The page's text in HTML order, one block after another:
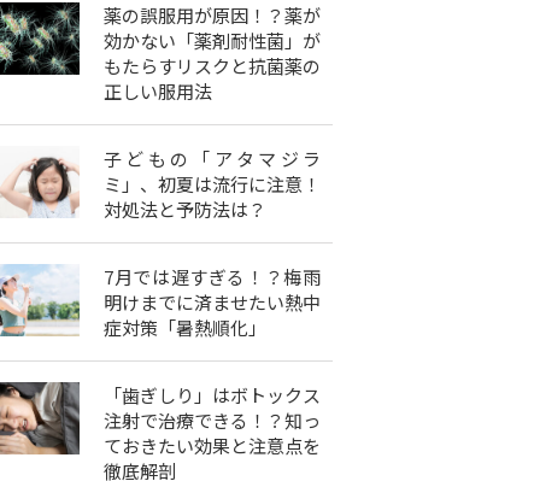
薬の誤服用が原因！？薬が
効かない「薬剤耐性菌」が
もたらすリスクと抗菌薬の
正しい服用法
子どもの「アタマジラ
ミ」、初夏は流行に注意！
対処法と予防法は？
7月では遅すぎる！？梅雨
明けまでに済ませたい熱中
症対策「暑熱順化」
「歯ぎしり」はボトックス
注射で治療できる！？知っ
ておきたい効果と注意点を
徹底解剖